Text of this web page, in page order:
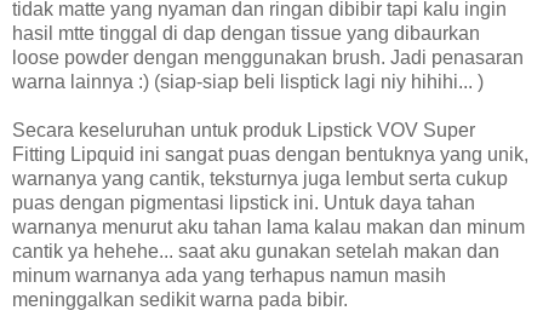
tidak matte yang nyaman dan ringan dibibir tapi kalu ingin
hasil mtte tinggal di dap dengan tissue yang dibaurkan
loose powder dengan menggunakan brush. Jadi penasaran
warna lainnya :) (siap-siap beli lisptick lagi niy hihihi... )
Secara keseluruhan untuk produk Lipstick VOV Super
Fitting Lipquid ini sangat puas dengan bentuknya yang unik,
warnanya yang cantik, teksturnya juga lembut serta cukup
puas dengan pigmentasi lipstick ini. Untuk daya tahan
warnanya menurut aku tahan lama kalau makan dan minum
cantik ya hehehe... saat aku gunakan setelah makan dan
minum warnanya ada yang terhapus namun masih
meninggalkan sedikit warna pada bibir.